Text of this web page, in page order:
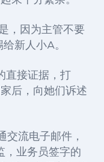
，因为主管不要
新人小A。
接证据，打
后，向她们诉述
交流电子邮件，
业务员签字的